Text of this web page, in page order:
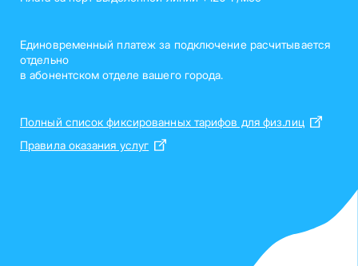
Единовременный платеж за подключение расчитывается
отдельно
в абонентском отделе вашего города.
Полный список фиксированных тарифов для физ.лиц
Правила оказания услуг